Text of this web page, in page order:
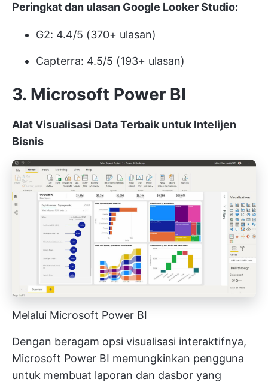
Peringkat dan ulasan Google Looker Studio:
G2: 4.4/5 (370+ ulasan)
Capterra: 4.5/5 (193+ ulasan)
3. Microsoft Power BI
Alat Visualisasi Data Terbaik untuk Intelijen
Bisnis
Melalui Microsoft Power BI
Dengan beragam opsi visualisasi interaktifnya,
Microsoft Power BI memungkinkan pengguna
untuk membuat laporan dan dasbor yang